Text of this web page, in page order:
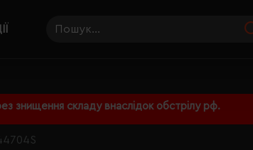
знищення складу внаслідок обстрілу рф.